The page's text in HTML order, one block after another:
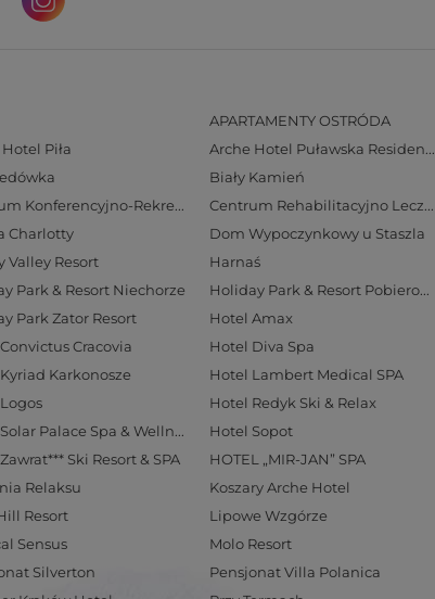
APARTAMENTY OSTRÓDA
Piła Arche Hotel Puławska Residence
Biały Kamień
Centrum Konferencyjno-Rekreacyjne Geovita w Zakopanem Centrum Rehabilitacyjno Lecznicze Rezydencja LIVE
Charlotty Dom Wypoczynkowy u Staszla
Valley Resort Harnaś
Park & Resort Niechorze Holiday Park & Resort Pobierowo
Park Zator Resort Hotel Amax
Cracovia Hotel Diva Spa
Karkonosze Hotel Lambert Medical SPA
Hotel Redyk Ski & Relax
Hotel Solar Palace Spa & Wellness Hotel Sopot
Ski Resort & SPA HOTEL „MIR-JAN” SPA
Relaksu Koszary Arche Hotel
Resort Lipowe Wzgórze
Sensus Molo Resort
Silverton Pensjonat Villa Polanica